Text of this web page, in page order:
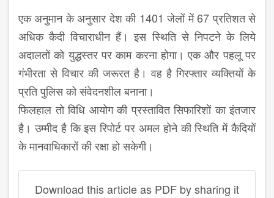
एक अनुमान के अनुसार देश की 1401 जेलों में 67 प्रतिशत से
अधिक कैदी विचाराधीन हैं। इस स्थिति से निपटने के लिये
अदालतों को युद्धस्तर पर काम करना होगा। एक और पहलू पर
गंभीरता से विचार की जरूरत है। वह है गिरफ्तार व्यक्तियों के
प्रति पुलिस को संवेदनशील बनाना।
फिलहाल तो विधि आयोग की प्रस्तावित सिफारिशों का इंतजार
है। उम्मीद है कि इस रिपोर्ट पर अमल होने की स्थिति में कैदियों
के मानवाधिकारों की रक्षा हो सकेगी।
Download this article as PDF by sharing it